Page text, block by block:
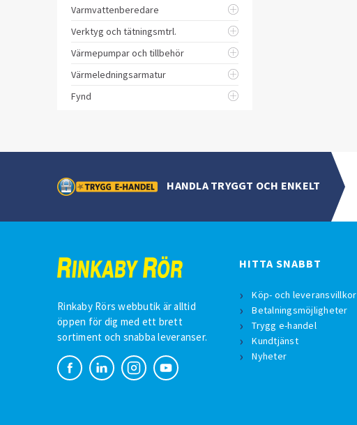
Varmvattenberedare
Verktyg och tätningsmtrl.
Värmepumpar och tillbehör
Värmeledningsarmatur
Fynd
HANDLA TRYGGT OCH ENKELT
Rinkaby Rörs webbutik är alltid
öppen för dig med ett brett
sortiment och snabba leveranser.
HITTA SNABBT
Köp- och leveransvillkor
Betalningsmöjligheter
Trygg e-handel
Kundtjänst
Nyheter